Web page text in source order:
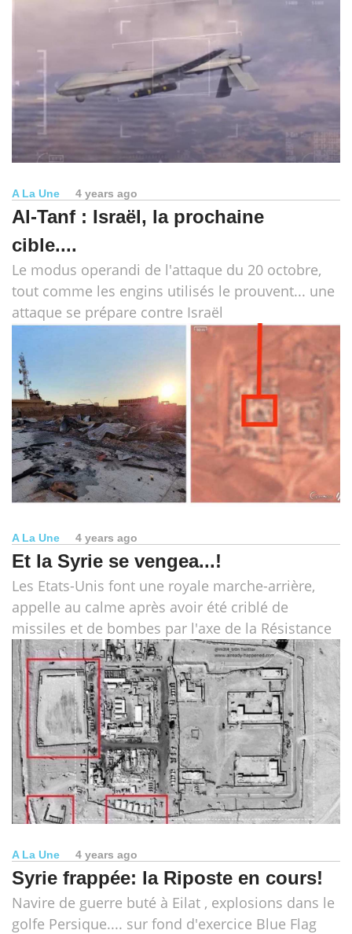
A La Une 4 years ago
Al-Tanf : Israël, la prochaine
cible....
Le modus operandi de l'attaque du 20 octobre,
tout comme les engins utilisés le prouvent... une
attaque se prépare contre Israël
A La Une 4 years ago
Et la Syrie se vengea...!
Les Etats-Unis font une royale marche-arrière,
appelle au calme après avoir été criblé de
missiles et de bombes par l'axe de la Résistance
A La Une 4 years ago
Syrie frappée: la Riposte en cours!
Navire de guerre buté à Eilat , explosions dans le
golfe Persique.... sur fond d'exercice Blue Flag